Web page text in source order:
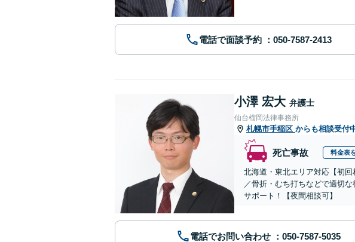
電話で面談予約
小澤 宏大 弁護士
仙台榴岡法律事務所
札幌市手稲区 からも相談受付
死亡事故 料金表
北海道・東北エリア対応【初
／骨折・むち打ちなどで適切
サポート！【夜間相談可】
電話でお問い合わせ